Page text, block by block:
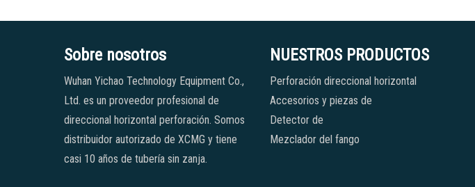
Sobre nosotros
Wuhan Yichao Technology Equipment Co.,
Ltd. es un proveedor profesional de
direccional horizontal perforación. Somos
distribuidor autorizado de XCMG y tiene
casi 10 años de tubería sin zanja.
NUESTROS PRODUCTOS
Perforación direccional horizontal
Accesorios y piezas de
Detector de
Mezclador del fango